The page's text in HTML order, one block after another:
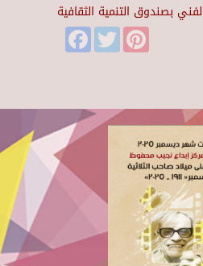
بصندوق التنمية الثقافية
FacebookTwitter